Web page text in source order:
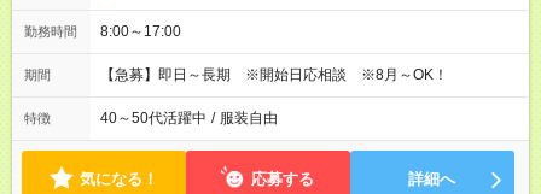
勤務時間 8:00～17:00
期間 【急募】即日～長期 ※開始日応相談 ※8月～OK！
特徴 40～50代活躍中 / 服装自由
気になる！ 応募する 詳細へ